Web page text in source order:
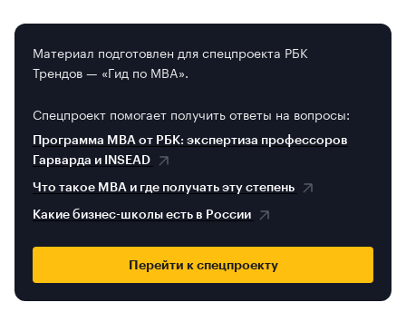
Материал подготовлен для спецпроекта РБК
Трендов — «Гид по MBA».
Спецпроект помогает получить ответы на вопросы:
Программа MBA от РБК: экспертиза профессоров
Гарварда и INSEAD
Что такое MBA и где получать эту степень
Какие бизнес-школы есть в России
Перейти к спецпроекту